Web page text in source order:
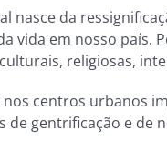
nasce da
vida em nosso país.
religiosas,
centros urbanos
de gentrificação e de